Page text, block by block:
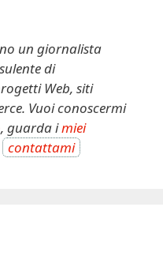
un giornalista
di
Web, siti
Vuoi conoscermi
, guarda imiei
contattami